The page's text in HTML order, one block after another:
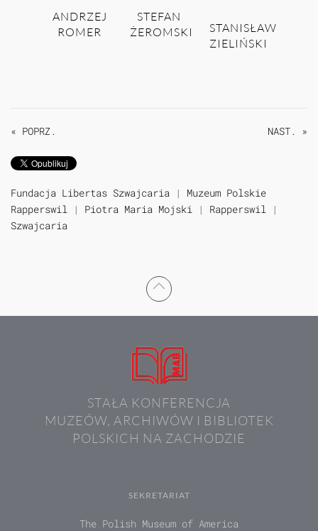
ANDRZEJ
ROMER
STEFAN
ŻEROMSKI
STANISŁAW
ZIELIŃSKI
« POPRZ. NAST. »
Fundacja Libertas Szwajcaria | Muzeum Polskie
Rapperswil
| Piotra Maria Mojski | Rapperswil
|
Szwajcaria
STAŁA KONFERENCJA
MUZEÓW, ARCHIWÓW I BIBLIOTEK
POLSKICH NA ZACHODZIE
SEKRETARIAT
The Polish Museum of America